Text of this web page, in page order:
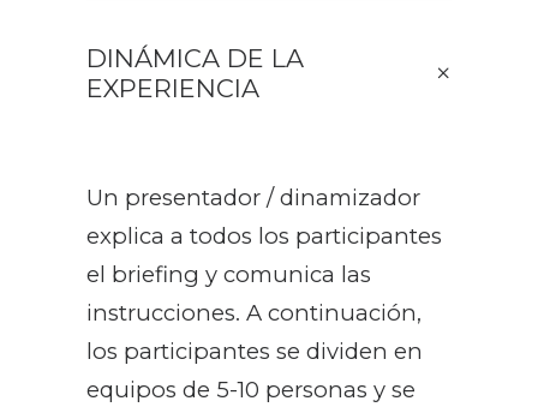
DINÁMICA DE LA
EXPERIENCIA
Un presentador / dinamizador
explica a todos los participantes
el briefing y comunica las
instrucciones. A continuación,
los participantes se dividen en
equipos de 5-10 personas y se